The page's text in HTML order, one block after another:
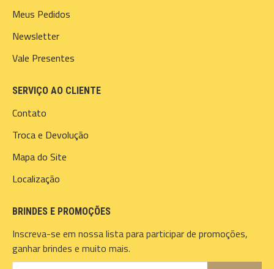
Meus Pedidos
Newsletter
Vale Presentes
SERVIÇO AO CLIENTE
Contato
Troca e Devolução
Mapa do Site
Localização
BRINDES E PROMOÇÕES
Inscreva-se em nossa lista para participar de promoções,
ganhar brindes e muito mais.